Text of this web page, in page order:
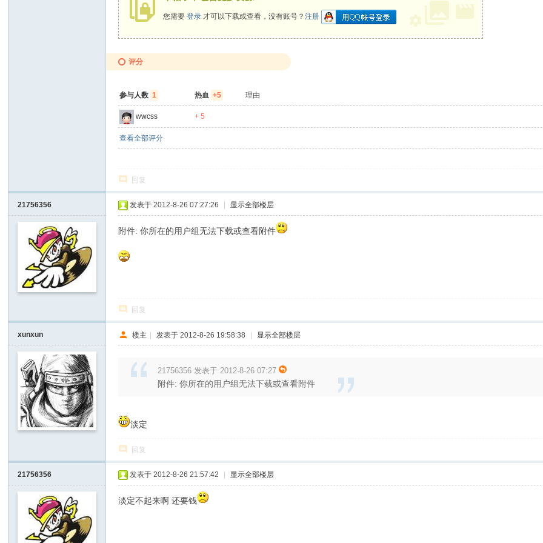
您需要登录 才可以下载或查看，没有账号？注册
评分
参与人数 1 热血 +5 理由
wwcss + 5
查看全部评分
回复
21756356 发表于 2012-8-26 07:27:26 显示全部楼层
附件: 你所在的用户组无法下载或查看附件
回复
xunxun 楼主 | 发表于 2012-8-26 19:58:38 | 显示全部楼层
21756356 发表于 2012-8-26 07:27
附件: 你所在的用户组无法下载或查看附件
淡定
回复
21756356 发表于 2012-8-26 21:57:42 显示全部楼层
淡定不起来啊 还要钱